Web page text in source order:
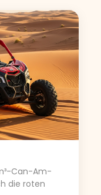
Can-Am-
die roten